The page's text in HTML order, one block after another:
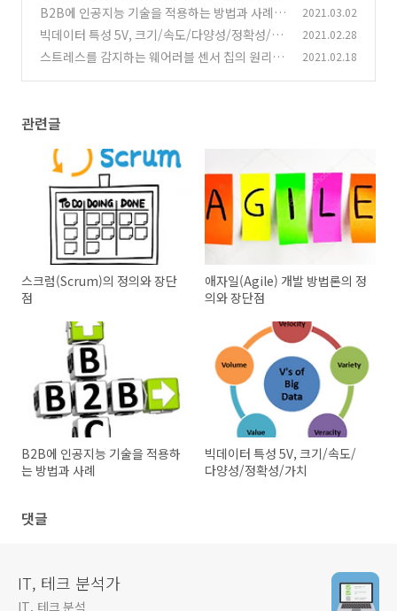
B2B에 인공지능 기술을 적용하는 방법과 사례
(0)
2021.03.02
빅데이터 특성 5V, 크기/속도/다양성/정확성/가
치
(0)
2021.02.28
스트레스를 감지하는 웨어러블 센서 칩의 원리 2021.02.18
관련글
스크럼(Scrum)의 정의와 장단
점
애자일(Agile) 개발 방법론의 정
의와 장단점
B2B에 인공지능 기술을 적용하
는 방법과 사례
빅데이터 특성 5V, 크기/속도/
다양성/정확성/가치
댓글
IT, 테크 분석가
IT, 테크 분석